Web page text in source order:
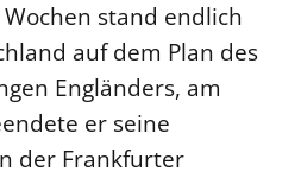
stand endlich
auf dem Plan des
Engländers, am
er seine
der Frankfurter